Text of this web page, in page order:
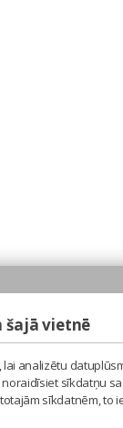
šajā vietnē
analizētu
sīkdatņu
sīkdatnēm,